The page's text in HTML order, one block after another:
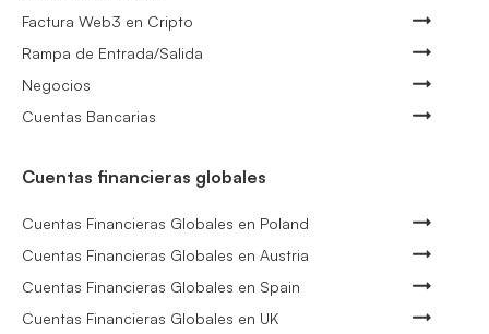
Factura Web3 en Cripto
Rampa de Entrada/Salida
Negocios
Cuentas Bancarias
Cuentas financieras globales
Cuentas Financieras Globales en Poland
Cuentas Financieras Globales en Austria
Cuentas Financieras Globales en Spain
Cuentas Financieras Globales en UK